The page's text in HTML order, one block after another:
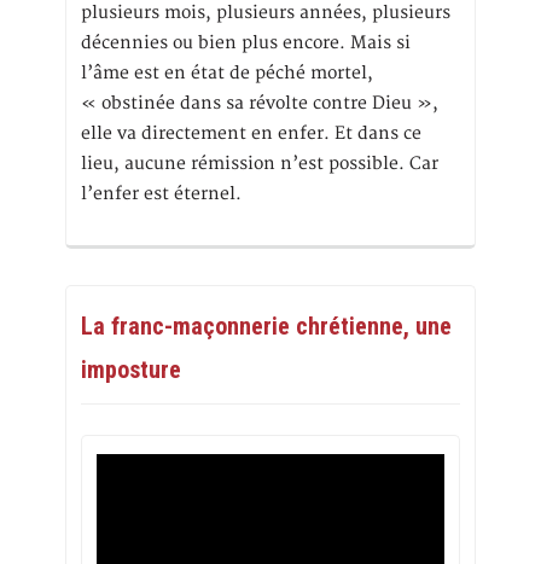
plusieurs mois, plusieurs années, plusieurs
décennies ou bien plus encore. Mais si
l’âme est en état de péché mortel,
« obstinée dans sa révolte contre Dieu »,
elle va directement en enfer. Et dans ce
lieu, aucune rémission n’est possible. Car
l’enfer est éternel.
La franc-maçonnerie chrétienne, une
imposture